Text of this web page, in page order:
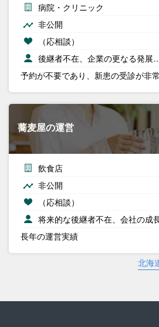
病院・クリニック
非公開
（応相談）
後継者不在、企業の更なる発展
予約が不要であり、新患の受診が非
蕎麦屋の運営
飲食店
非公開
（応相談）
将来的な後継者不在、会社の成
長年の運営実績
北海